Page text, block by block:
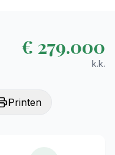
€ 279.000
k.k.
Printen